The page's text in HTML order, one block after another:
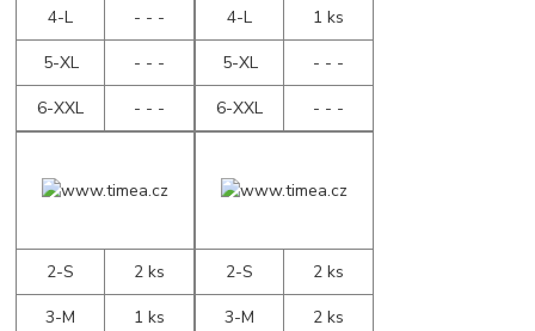
4-L
- - -
5-XL
- - -
6-XXL
- - -
4-L
1 ks
5-XL
- - -
6-XXL
- - -
2-S
2 ks
3-M
1 ks
2-S
2 ks
3-M
2 ks